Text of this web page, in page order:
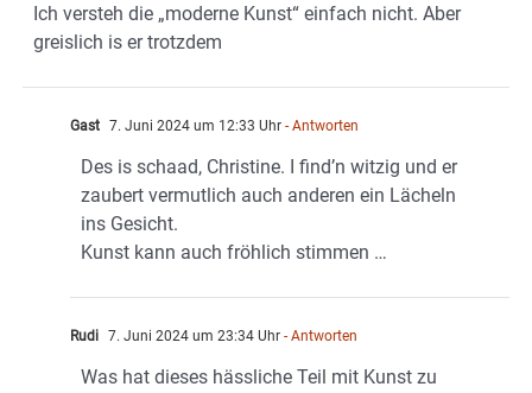
Ich versteh die „moderne Kunst“ einfach nicht. Aber
greislich is er trotzdem
Gast 7. Juni 2024 um 12:33 Uhr - Antworten
Des is schaad, Christine. I find’n witzig und er
zaubert vermutlich auch anderen ein Lächeln
ins Gesicht.
Kunst kann auch fröhlich stimmen …
Rudi 7. Juni 2024 um 23:34 Uhr - Antworten
Was hat dieses hässliche Teil mit Kunst zu